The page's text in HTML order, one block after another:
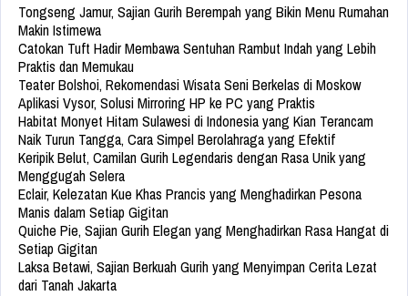
Tongseng Jamur, Sajian Gurih Berempah yang Bikin Menu Rumahan
Makin Istimewa
Catokan Tuft Hadir Membawa Sentuhan Rambut Indah yang Lebih
Praktis dan Memukau
Teater Bolshoi, Rekomendasi Wisata Seni Berkelas di Moskow
Aplikasi Vysor, Solusi Mirroring HP ke PC yang Praktis
Habitat Monyet Hitam Sulawesi di Indonesia yang Kian Terancam
Naik Turun Tangga, Cara Simpel Berolahraga yang Efektif
Keripik Belut, Camilan Gurih Legendaris dengan Rasa Unik yang
Menggugah Selera
Eclair, Kelezatan Kue Khas Prancis yang Menghadirkan Pesona
Manis dalam Setiap Gigitan
Quiche Pie, Sajian Gurih Elegan yang Menghadirkan Rasa Hangat di
Setiap Gigitan
Laksa Betawi, Sajian Berkuah Gurih yang Menyimpan Cerita Lezat
dari Tanah Jakarta